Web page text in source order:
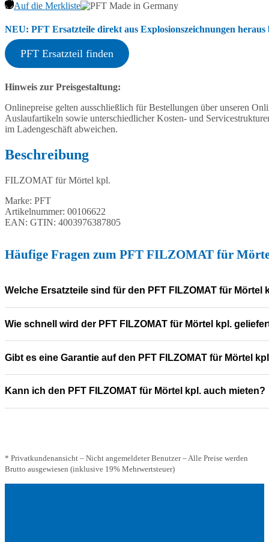
Auf die Merkliste
NEU: PFT Ersatzteile direkt aus Explosionszeichnungen heraus
PFT Ersatzteil finden
Hinweis zur Preisgestaltung:
Onlinepreise gelten ausschließlich für Bestellungen über unseren
Auslaufartikeln sowie unterschiedlicher Kosten- und
im Ladengeschäft abweichen.
Beschreibung
FILZOMAT für Mörtel kpl.
Marke: PFT
Artikelnummer: 00106622
EAN: GTIN: 4003976387805
Häufige Fragen zum PFT FILZOMAT für
Welche Ersatzteile sind für den PFT FILZOMAT für Mörtel
Wie schnell wird der PFT FILZOMAT für Mörtel kpl.
Gibt es eine Garantie auf den PFT FILZOMAT für Mörtel
Kann ich den PFT FILZOMAT für Mörtel kpl. auch mieten?
* Privatkundenansicht – Nicht angemeldeter Benutzer – Alle Preise werden
Brutto ausgewiesen (inklusive 19% Mehrwertsteuer)